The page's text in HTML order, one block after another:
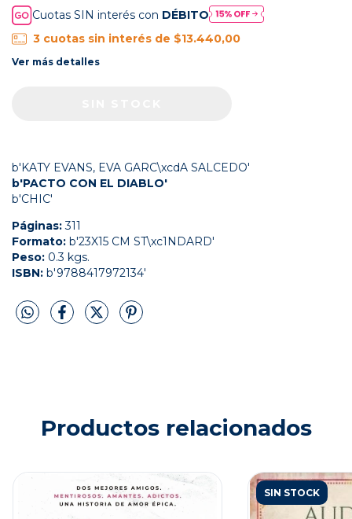
Cuotas SIN interés con DÉBITO
3 cuotas sin interés de $13.440,00
Ver más detalles
b'KATY EVANS, EVA GARC\xcdA SALCEDO'
b'PACTO CON EL DIABLO'
b'CHIC'
Páginas:311
Formato: b'23X15 CM ST\xc1NDARD'
Peso: 0.3 kgs.
ISBN: b'9788417972134'
Productos relacionados
SIN STOCK